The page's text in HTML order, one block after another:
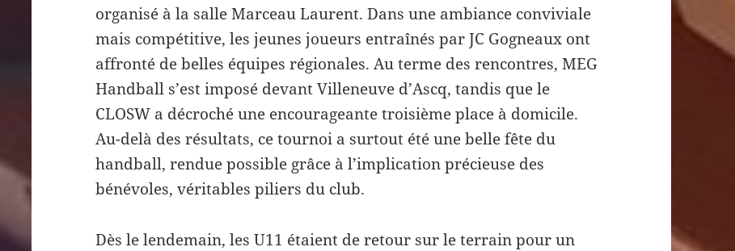
organisé à la salle Marceau Laurent. Dans une ambiance conviviale
mais compétitive, les jeunes joueurs entraînés par JC Gogneaux ont
affronté de belles équipes régionales. Au terme des rencontres, MEG
Handball s’est imposé devant Villeneuve d’Ascq, tandis que le
CLOSW a décroché une encourageante troisième place à domicile.
Au-delà des résultats, ce tournoi a surtout été une belle fête du
handball, rendue possible grâce à l’implication précieuse des
bénévoles, véritables piliers du club.
Dès le lendemain, les U11 étaient de retour sur le terrain pour un